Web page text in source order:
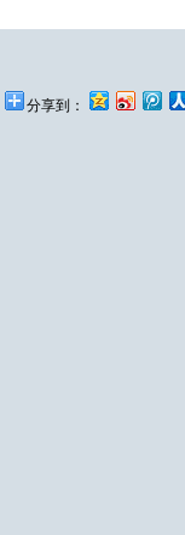
分享到：